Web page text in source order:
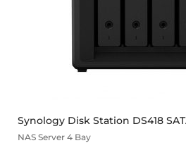
mehr
Synology Disk Station DS418
NAS Server 4 Bay